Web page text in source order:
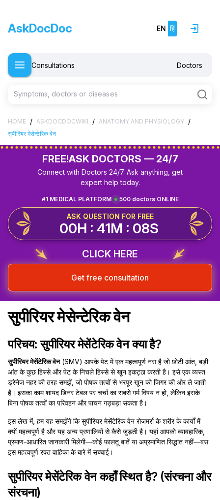
AskDocDoc EN हिं
Consultations Doctors
Symptoms, doctors or diseases
HOME / ASKDOCDOCWIKI / ANATOMY AND PHYSIOLOGY /
सुपीरियर मेसेन्टेरिक वेन
FREE!ASK DOCTORS — 24/7
Connect with Doctors 24/7. Ask anything, get
expert help today.
500 doctors ONLINE
#1 MEDICAL PLATFORM
ASK QUESTION FOR FREE
00H : 41M : 07S
CLICK HERE
Get free consultation
सुपीरियर मेसेन्टेरिक वेन
परिचय: सुपीरियर मेसेंटेरिक वेन क्या है?
सुपीरियर मेसेंटेरिक वेन(SMV) आपके पेट में एक महत्वपूर्ण नस है जो छोटी आंत, बड़ी
आंत के कुछ हिस्से और पेट के निचले हिस्से से खून इकट्ठा करती है। इसे एक व्यस्त
ड्रेनेज नहर की तरह समझें, जो पोषक तत्वों से भरपूर खून को जिगर की ओर ले जाती
है। इसका काम शायद डिनर टेबल पर चर्चा का सबसे गर्म विषय न हो, लेकिन इसके
बिना पोषक तत्वों का परिवहन और पाचन गड़बड़ा सकता है।
इस लेख में, हम यह समझेंगे कि सुपीरियर मेसेंटेरिक वेन रोजमर्रा के शरीर के कार्यों में
क्यों महत्वपूर्ण है और यह अन्य प्रणालियों से कैसे जुड़ती है। यहां आपको व्यावहारिक,
प्रमाण-आधारित जानकारी मिलेगी—कोई फालतू बातें या अप्रमाणित सिद्धांत नहीं—बस
इस महत्वपूर्ण रक्त वाहिका के बारे में सच्चाई।
सुपीरियर मेसेंटेरिक वेन कहाँ स्थित है? (संरचना और
संरचना)